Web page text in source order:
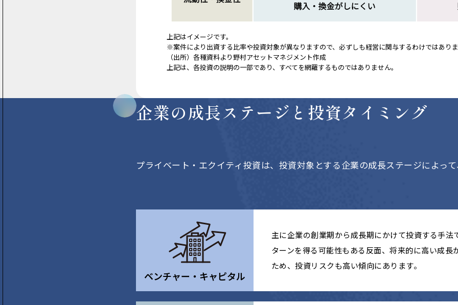
上記はイメージです。
※案件により出資する比率や投資対象が異なりますので、必ずしも経営に関与するわけではあり
（出所）各種資料より野村アセットマネジメント作成
上記は、各投資の説明の一部であり、すべてを網羅するものではありません。
企業の成長ステージと 投資タイミング
プライベート・エクイティ投資は、投資対象とする企業の成長ステージによっ
ベンチャー・キャピタル
主に企業の創業期から成長期にかけて投資する手
ターンを得る可能性もある反面、将来的に高い成
ため、投資リスクも高い傾向にあります。